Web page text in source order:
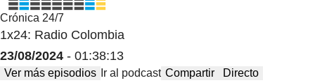
Crónica 24/7
1x24: Radio Colombia
23/08/2024 - 01:38:13
Ver más episodios Ir al podcast Compartir Directo